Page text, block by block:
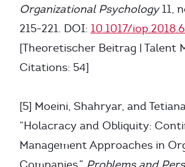
Organizational Psychology11,
215-221. DOI: 10.1017/iop.2018.6
[Theoretischer Beitrag | Talent
Citations: 54]
[5] Moeini, Shahryar, and
“Holacracy and Obliquity:
Management Approaches in